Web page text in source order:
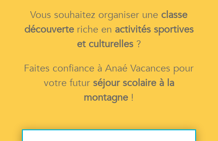
Vous souhaitez organiser une classe
découverteriche en activités sportives
et culturelles?
Faites confiance à Anaé Vacances pour
votre futur séjour scolaire à la
montagne !